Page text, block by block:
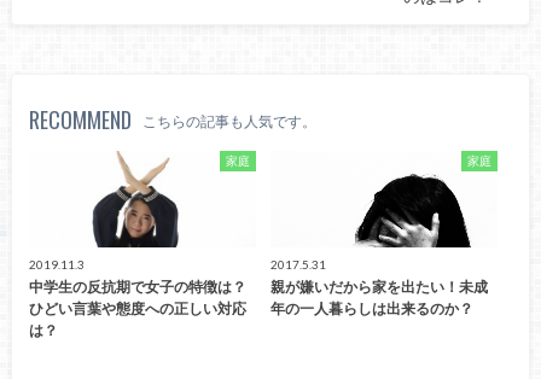
RECOMMEND こちらの記事も人気です。
家庭
2019.11.3
中学生の反抗期で女子の特徴は？
ひどい言葉や態度への正しい対応
は？
家庭
2017.5.31
親が嫌いだから家を出たい！未成
年の一人暮らしは出来るのか？